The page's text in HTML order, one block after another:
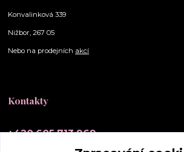
Konvalinková 339
Nižbor, 267 05
Nebo na prodejních akcí
Kontakty
+420 605 713 969